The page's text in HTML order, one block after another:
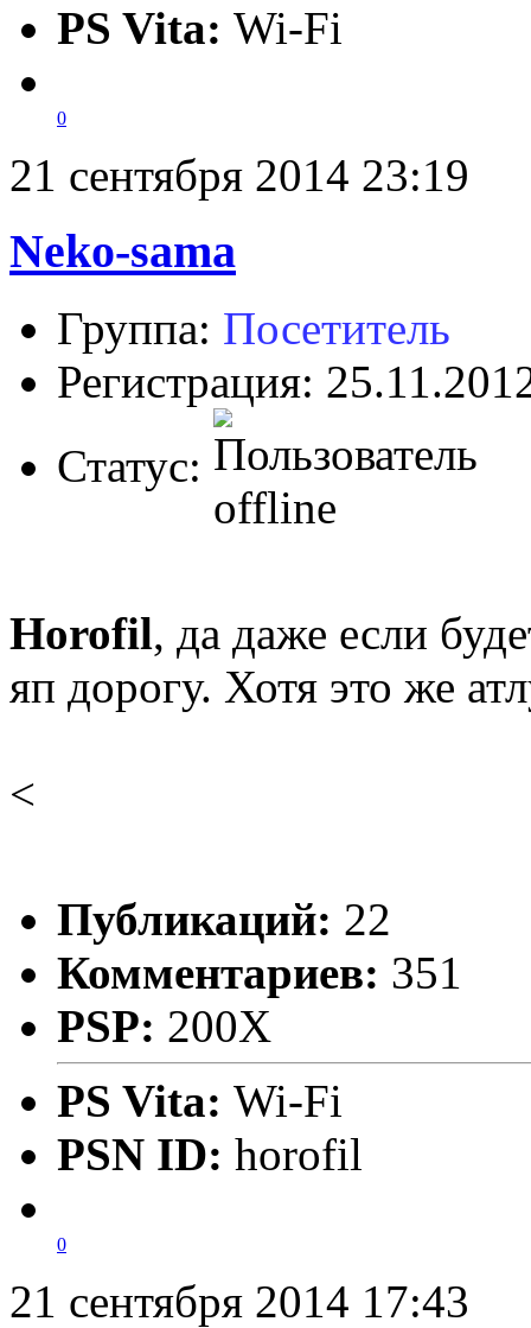
PS Vita: Wi-Fi
0
21 сентября 2014 23:19
Neko-sama
Группа: Посетитель
Регистрация:
Статус:
Horofil, да даже если
яп дорогу. Хотя это же
<
Публикаций: 22
Комментариев: 351
PSP: 200X
PS Vita: Wi-Fi
PSN ID: horofil
0
21 сентября 2014 17:43